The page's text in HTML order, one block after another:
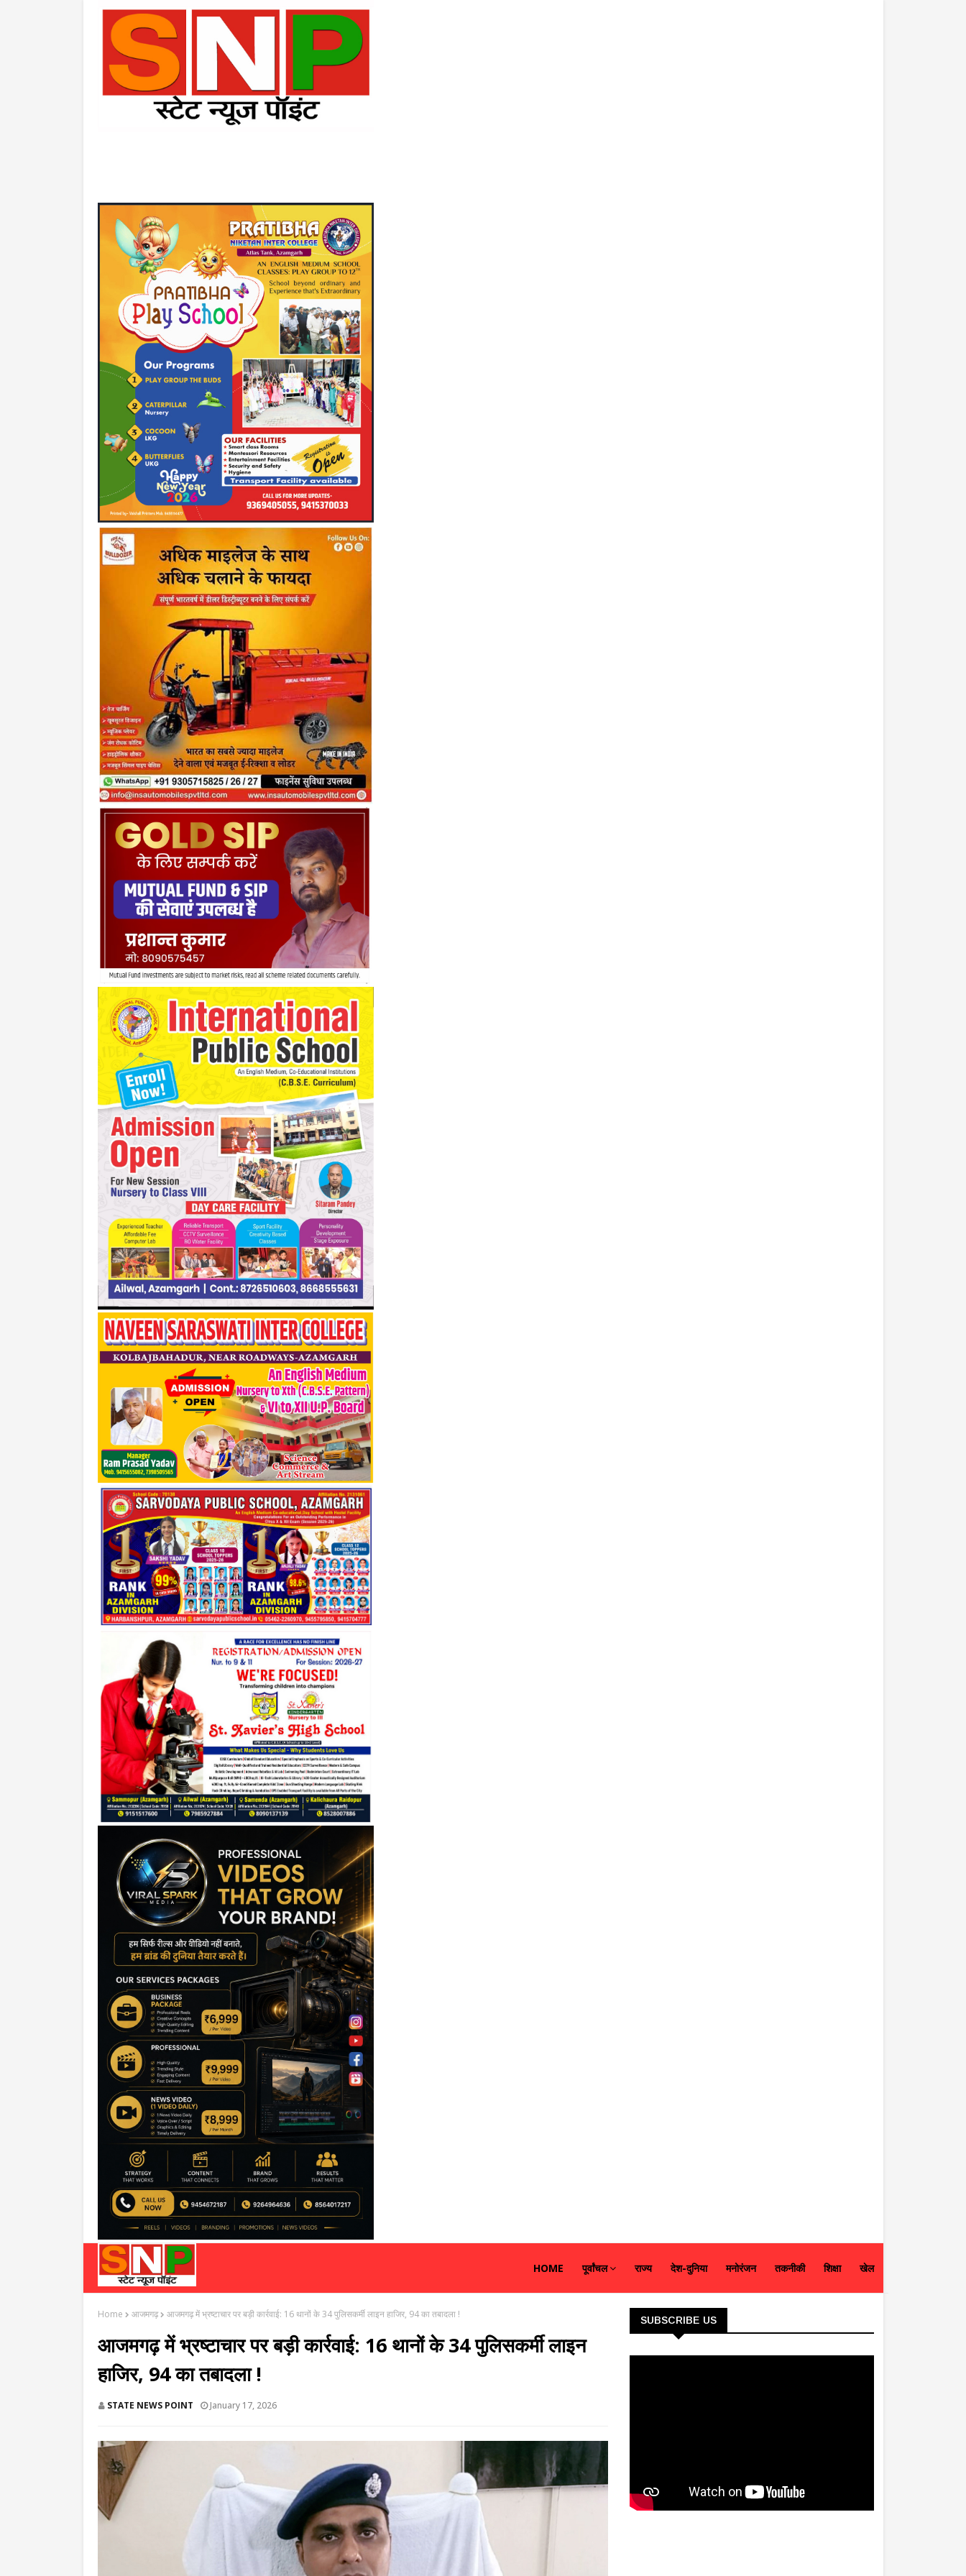
HOME पूर्वांचल राज्य देश-दुनिया मनोरंजन तकनीकी शिक्षा खेल
Home आजमगढ़ आजमगढ़ में भ्रष्टाचार पर बड़ी कार्रवाई: 16 थानों के 34 पुलिसकर्मी लाइन हाजिर, 94 का तबादला !
आजमगढ़ में भ्रष्टाचार पर बड़ी कार्रवाई: 16 थानों के 34 पुलिसकर्मी लाइन
हाजिर, 94 का तबादला !
STATE NEWS POINT January 17, 2026
SUBSCRIBE US